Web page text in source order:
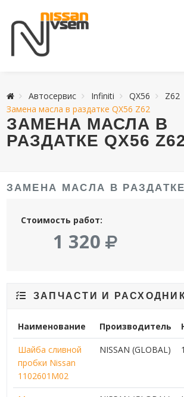
Автосервис Infiniti QX56
Z62
Замена масла в раздатке QX56 Z62
ЗАМЕНА МАСЛА В
РАЗДАТКЕ QX56
ЗАМЕНА МАСЛА В РАЗДАТКЕ
Стоимость работ:
1 320
ЗАПЧАСТИ И
Наименование Производитель
Шайба сливной
пробки Nissan
1102601M02
NISSAN (GLOBAL)